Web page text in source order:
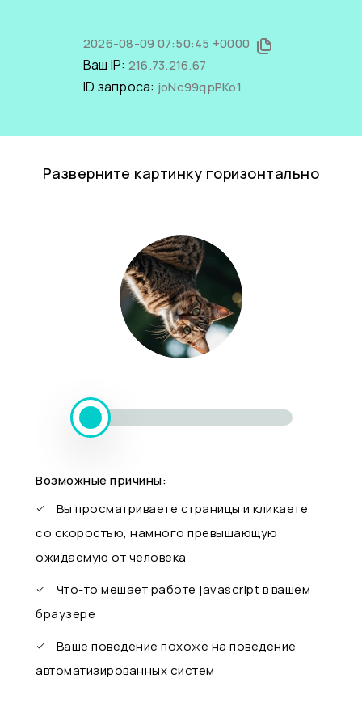
2026-08-09 07:50:45 +0000
Ваш IP: 216.73.216.67
ID запроса: joNc99qpPKo1
Разверните картинку горизонтально
Возможные причины:
Вы просматриваете страницы и кликаете
со скоростью, намного превышающую
ожидаемую от человека
Что-то мешает работе javascript в вашем
браузере
Ваше поведение похоже на поведение
автоматизированных систем